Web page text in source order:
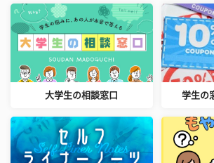
大学生の相談窓口 学生の